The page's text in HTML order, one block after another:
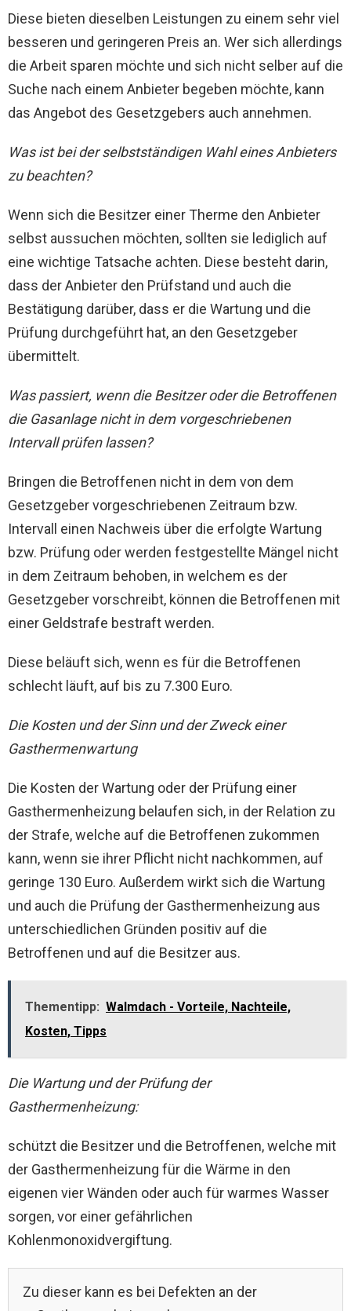
Diese bieten dieselben Leistungen zu einem sehr viel
besseren und geringeren Preis an. Wer sich allerdings
die Arbeit sparen möchte und sich nicht selber auf die
Suche nach einem Anbieter begeben möchte, kann
das Angebot des Gesetzgebers auch annehmen.
Was ist bei der selbstständigen Wahl eines Anbieters
zu beachten?
Wenn sich die Besitzer einer Therme den Anbieter
selbst aussuchen möchten, sollten sie lediglich auf
eine wichtige Tatsache achten. Diese besteht darin,
dass der Anbieter den Prüfstand und auch die
Bestätigung darüber, dass er die Wartung und die
Prüfung durchgeführt hat, an den Gesetzgeber
übermittelt.
Was passiert, wenn die Besitzer oder die Betroffenen
die Gasanlage nicht in dem vorgeschriebenen
Intervall prüfen lassen?
Bringen die Betroffenen nicht in dem von dem
Gesetzgeber vorgeschriebenen Zeitraum bzw.
Intervall einen Nachweis über die erfolgte Wartung
bzw. Prüfung oder werden festgestellte Mängel nicht
in dem Zeitraum behoben, in welchem es der
Gesetzgeber vorschreibt, können die Betroffenen mit
einer Geldstrafe bestraft werden.
Diese beläuft sich, wenn es für die Betroffenen
schlecht läuft, auf bis zu 7.300 Euro.
Die Kosten und der Sinn und der Zweck einer
Gasthermenwartung
Die Kosten der Wartung oder der Prüfung einer
Gasthermenheizung belaufen sich, in der Relation zu
der Strafe, welche auf die Betroffenen zukommen
kann, wenn sie ihrer Pflicht nicht nachkommen, auf
geringe 130 Euro. Außerdem wirkt sich die Wartung
und auch die Prüfung der Gasthermenheizung aus
unterschiedlichen Gründen positiv auf die
Betroffenen und auf die Besitzer aus.
Thementipp: Walmdach - Vorteile, Nachteile,
Kosten, Tipps
Die Wartung und der Prüfung der
Gasthermenheizung:
schützt die Besitzer und die Betroffenen, welche mit
der Gasthermenheizung für die Wärme in den
eigenen vier Wänden oder auch für warmes Wasser
sorgen, vor einer gefährlichen
Kohlenmonoxidvergiftung.
Zu dieser kann es bei Defekten an der